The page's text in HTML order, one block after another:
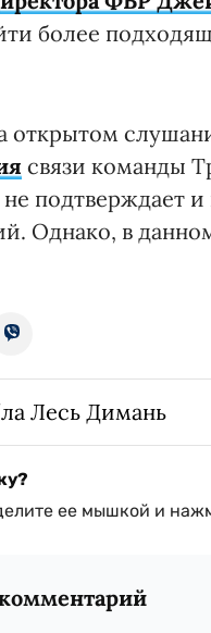
более
открытом
связи команды
подтверждает и
Однако, в
Лесь Димань
ее мышкой и